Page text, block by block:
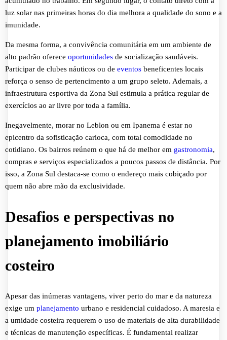
luz solar nas primeiras horas do dia melhora a qualidade do sono e a
imunidade.
Da mesma forma, a convivência comunitária em um ambiente de
alto padrão oferece oportunidades de socialização saudáveis.
Participar de clubes náuticos ou de eventos beneficentes locais
reforça o senso de pertencimento a um grupo seleto. Ademais, a
infraestrutura esportiva da Zona Sul estimula a prática regular de
exercícios ao ar livre por toda a família.
Inegavelmente, morar no Leblon ou em Ipanema é estar no
epicentro da sofisticação carioca, com total comodidade no
cotidiano. Os bairros reúnem o que há de melhor em gastronomia,
compras e serviços especializados a poucos passos de distância. Por
isso, a Zona Sul destaca-se como o endereço mais cobiçado por
quem não abre mão da exclusividade.
Desafios e perspectivas no
planejamento imobiliário
costeiro
Apesar das inúmeras vantagens, viver perto do mar e da natureza
exige um planejamento urbano e residencial cuidadoso. A maresia e
a umidade costeira requerem o uso de materiais de alta durabilidade
e técnicas de manutenção específicas. É fundamental realizar